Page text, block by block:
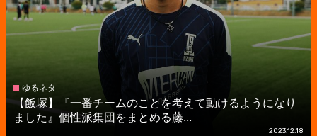
ゆるネタ
【飯塚】『一番チームのことを考えて動けるようになり
ました』個性派集団をまとめる藤...
2023.12.18